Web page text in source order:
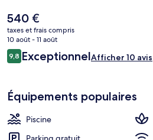
Le
prix
actuel
est
de
540 €
taxes et frais compris
10 août - 11 août
Avis
voyageurs
9,89,8 sur 10
ExceptionnelAfficher 10 avis
Équipements populaires
Piscine